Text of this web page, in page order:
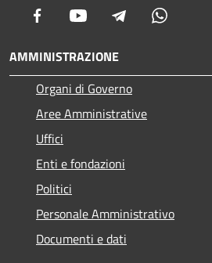
Facebook Youtube Telegram
AMMINISTRAZIONE
Organi di Governo
Aree Amministrative
Uffici
Enti e fondazioni
Politici
Personale Amministrativo
Documenti e dati